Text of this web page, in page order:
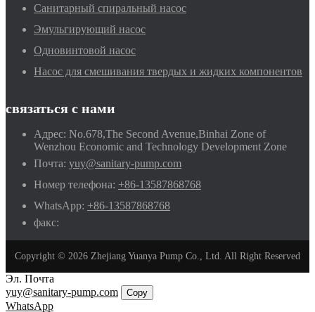
Санитарный спиральный насос
Эмульгирующий насос
Одновинтовой насос
Насос для смешивания твердых и жидких компонентов
связаться с нами
Адрес: No.678,The Second Avenue,Binhai Zone of
Wenzhou Economic and Technology Development Zone
Почта: yuy@sanitary-pump.com
Номер телефона: +86-13587868768
WhatsApp: +86-13587868768
факс:
Copyright © 2026 Zhejiang Yuanya Pump Co., Ltd. All Right Reserved
Эл. Почта
yuy@sanitary-pump.com
Copy
WhatsApp